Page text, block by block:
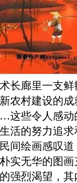
廊里一支鲜
农村建设的
些令人感动
活的努力追
间绘画感叹
实无华的图
强烈渴望，